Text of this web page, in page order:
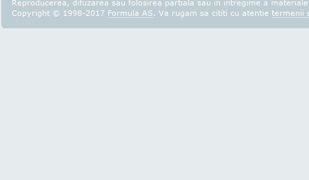
Reproducerea, difuzarea sau folosirea partiala sau in intregime a
Copyright © 1998-2017 Formula AS. Va rugam sa cititi cu atentie termenii